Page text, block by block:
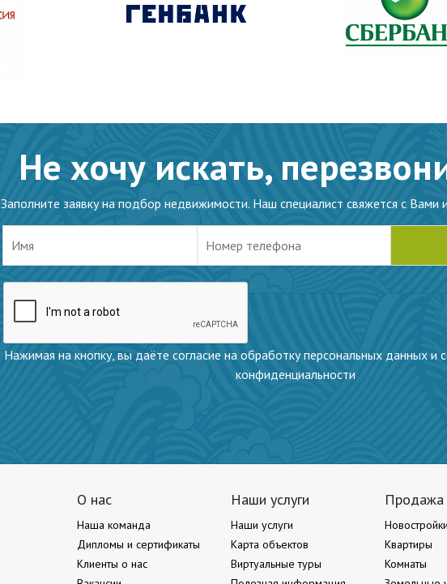
Не хочу искать,
Заполните заявку на подбор недвижимости. Наш специалист свяжется с Вами
Нажимая на кнопку, вы даёте согласие на обработку персональных данных и
конфиденциальности
О нас
Наша команда
Дипломы и сертификаты
Клиенты о нас
Наши услуги
Наши услуги
Карта объектов
Виртуальные туры
Продажа
Новостройки
Квартиры
Комнаты